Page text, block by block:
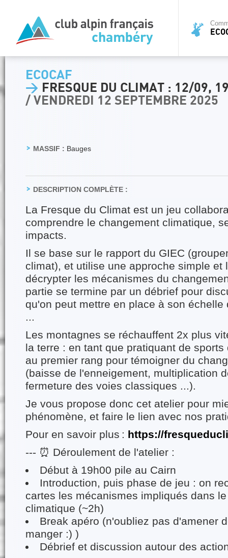
ECOCAF
> FRESQUE DU CLIMAT : 12/09,
/ VENDREDI 12 SEPTEMBRE 2025
MASSIF : Bauges
DESCRIPTION COMPLÈTE :
La Fresque du Climat est un jeu
comprendre le changement climatique,
impacts.
Il se base sur le rapport du GIEC
climat), et utilise une approche simple et
décrypter les mécanismes du
partie se termine par un débrief pour
qu'on peut mettre en place à son
...
Les montagnes se réchauffent 2x plus
la terre : en tant que pratiquant de
au premier rang pour témoigner du
(baisse de l'enneigement, multiplication
fermeture des voies classiques ...).
Je vous propose donc cet atelier pour
phénomène, et faire le lien avec nos
Pour en savoir plus : https://
--- ⏰ Déroulement de l'atelier :
Début à 19h00 pile au Cairn
Introduction, puis phase de jeu : on
cartes les mécanismes impliqués dans
climatique (~2h)
Break apéro (n'oubliez pas d'amener
manger :) )
Débrief et discussion autour des